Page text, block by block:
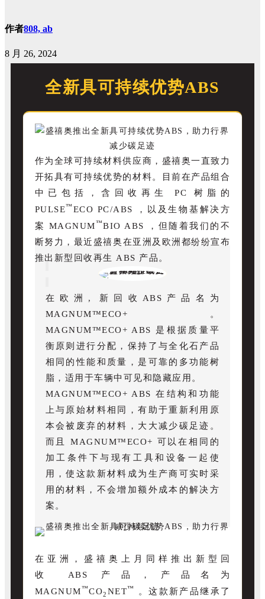
作者808, ab
8 月 26, 2024
全新具可持续优势ABS
作为全球可持续材料供应商，盛禧奥一直致力
开拓具有可持续优势的材料。
目前在产品组合
中已包括
，含回收再生 PC 树脂的
PULSE™ECO PC/ABS ，以及生物基解决方
案 MAGNUM™BIO ABS ，但随着我们的不
断努力 ， 最近盛禧奥在亚洲及 欧洲都纷纷宣布
推出新型回收再生 ABS 产品。
在欧洲, 新回收ABS产品名为
MAGNUM™ECO+ 。
MAGNUM™ECO+ ABS 是根据质量平
衡原则进行分配，保持了与全化石产品
相同的性能和质量，是可靠的多功能树
脂，适用于车辆中可见和隐藏应用。
MAGNUM™ECO+ ABS 在结构和功能
上与原始材料相同，有助于重新利用原
本会被废弃的材料，大大减少碳足迹。
而且 MAGNUM™ECO+ 可以在相同的
加工条件下与现有工具和设备一起使
用，使这款新材料成为生产商可实时采
用的材料，不会增加额外成本的解决方
案。
在亚洲，盛禧奥上月同样推出新型回
收 ABS 产品， 产品名为
MAGNUM™CO2 NET™ 。这款新产品继承了